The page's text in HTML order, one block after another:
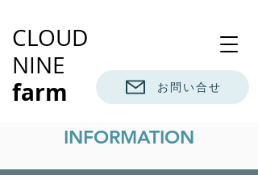
CLOUD
NINE
farm お問い合せ
INFORMATION